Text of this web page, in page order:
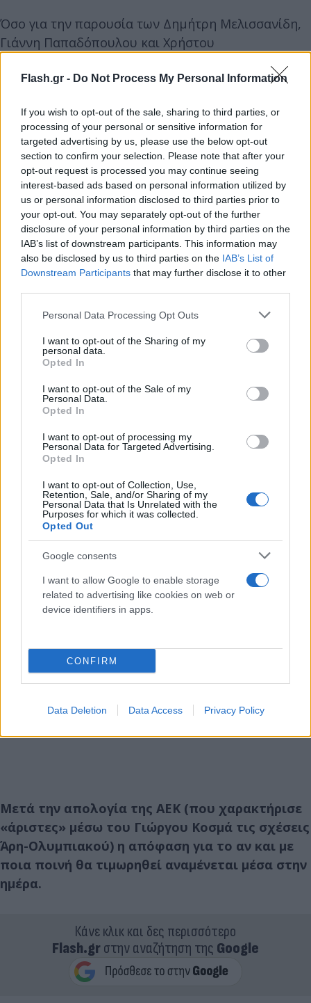
Flash.gr - Do Not Process My Personal Information
If you wish to opt-out of the sale, sharing to third parties, or
processing of your personal or sensitive information for
targeted advertising by us, please use the below opt-out
section to confirm your selection. Please note that after your
opt-out request is processed you may continue seeing
interest-based ads based on personal information utilized by
us or personal information disclosed to third parties prior to
your opt-out. You may separately opt-out of the further
disclosure of your personal information by third parties on the
IAB’s list of downstream participants. This information may
also be disclosed by us to third parties on the IAB’s List of
Downstream Participants that may further disclose it to other
Please note that this website/app uses one or more Google
not limited to your visit or usage behaviour. You may click to
grant or deny consent to Google and its third-party tags to
use your data for below specified purposes in below Google
consent section.
Personal Data Processing Opt Outs
I want to opt-out of the Sharing of my
personal data.
Opted In
I want to opt-out of the Sale of my
Personal Data.
Opted In
I want to opt-out of processing my
Personal Data for Targeted Advertising.
Opted In
I want to opt-out of Collection, Use,
Retention, Sale, and/or Sharing of my
Personal Data that Is Unrelated with the
Purposes for which it was collected.
Opted Out
Google consents
I want to allow Google to enable storage
related to advertising like cookies on web or
device identifiers in apps.
CONFIRM
Data Deletion Data Access Privacy Policy
Όσο για την παρουσία των Δημήτρη Μελισσανίδη,
Γιάννη Παπαδόπουλου και Χρήστου
ο συγκεκριμένος χώρος δεν συνιστά αποδυτήρια
Ρίζου επικαλέστηκε νομολογία της Επιτροπής
Εφέσεων, σύμφωνα με την οποία δεν απαγορεύεται
η διέλευση από τον συγκεκριμένο διάδρομο.
Εξάλλου η ίδια εξέφρασε την απορία της για την
απουσία εκπροσώπησης από την πλευρά του Άρη,
αντιπαραβάλλοντάς το με τη στάση τους κατά τη
διάρκεια του αγώνα και αναφέροντας ότι η
εσκεμμένη απόπειρά τους να δημιουργήσουν
ένταση ήταν ο λόγος που κατέβηκε ο
Μελισσανίδης, ώστε ν’ αποτρέψει οποιονδήποτε
Μετά την απολογία της ΑΕΚ (που χαρακτήρισε
«άριστες» μέσω του Γιώργου Κοσμά τις σχέσεις
Άρη-Ολυμπιακού) η απόφαση για το αν και με
ποια ποινή θα τιμωρηθεί αναμένεται μέσα στην
ημέρα.
Κάνε κλικ και δες περισσότερο
Flash.grστην αναζήτηση της Google